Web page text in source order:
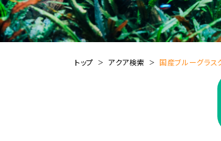
トップ アクア検索 国産ブルーグラス